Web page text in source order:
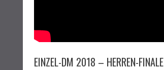
EINZEL-DM 2018 – HERREN-FINALE